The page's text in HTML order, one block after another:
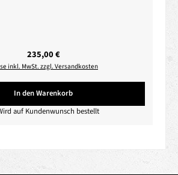
Regulärer Preis:
235,00 €
inkl. MwSt. zzgl. Versandkosten
In den Warenkorb
auf Kundenwunsch bestellt